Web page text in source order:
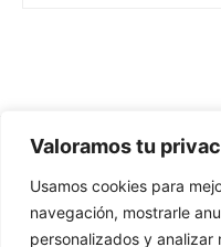
Valoramos tu
Usamos cookies para
navegación, mostrarle
personalizados y
Redes Cristianas
Una mirada alternativa sobre
- Colectivos de Redes Cristianas